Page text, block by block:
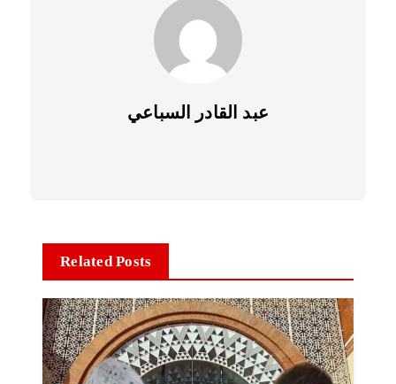
عبد القادر السباعي
Related Posts